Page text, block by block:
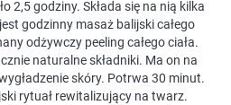
2,5 godziny. Składa się na nią kilka
godzinny masaż balijski całego
odżywczy peeling całego ciała.
naturalne składniki. Ma on na
skóry. Potrwa 30 minut.
rytuał rewitalizujący na twarz.